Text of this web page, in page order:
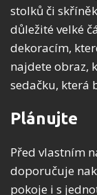
stolků či
důležité velké
dekoracím,
najdete obraz,
sedačku, která
Plánujte
Před vlastním
doporučuje
pokoje i s